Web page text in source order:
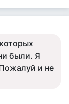
были. Я
и не